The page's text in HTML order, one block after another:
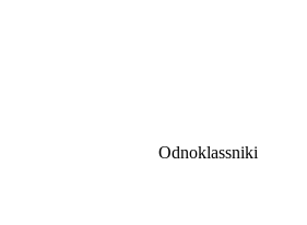
Odnoklassniki